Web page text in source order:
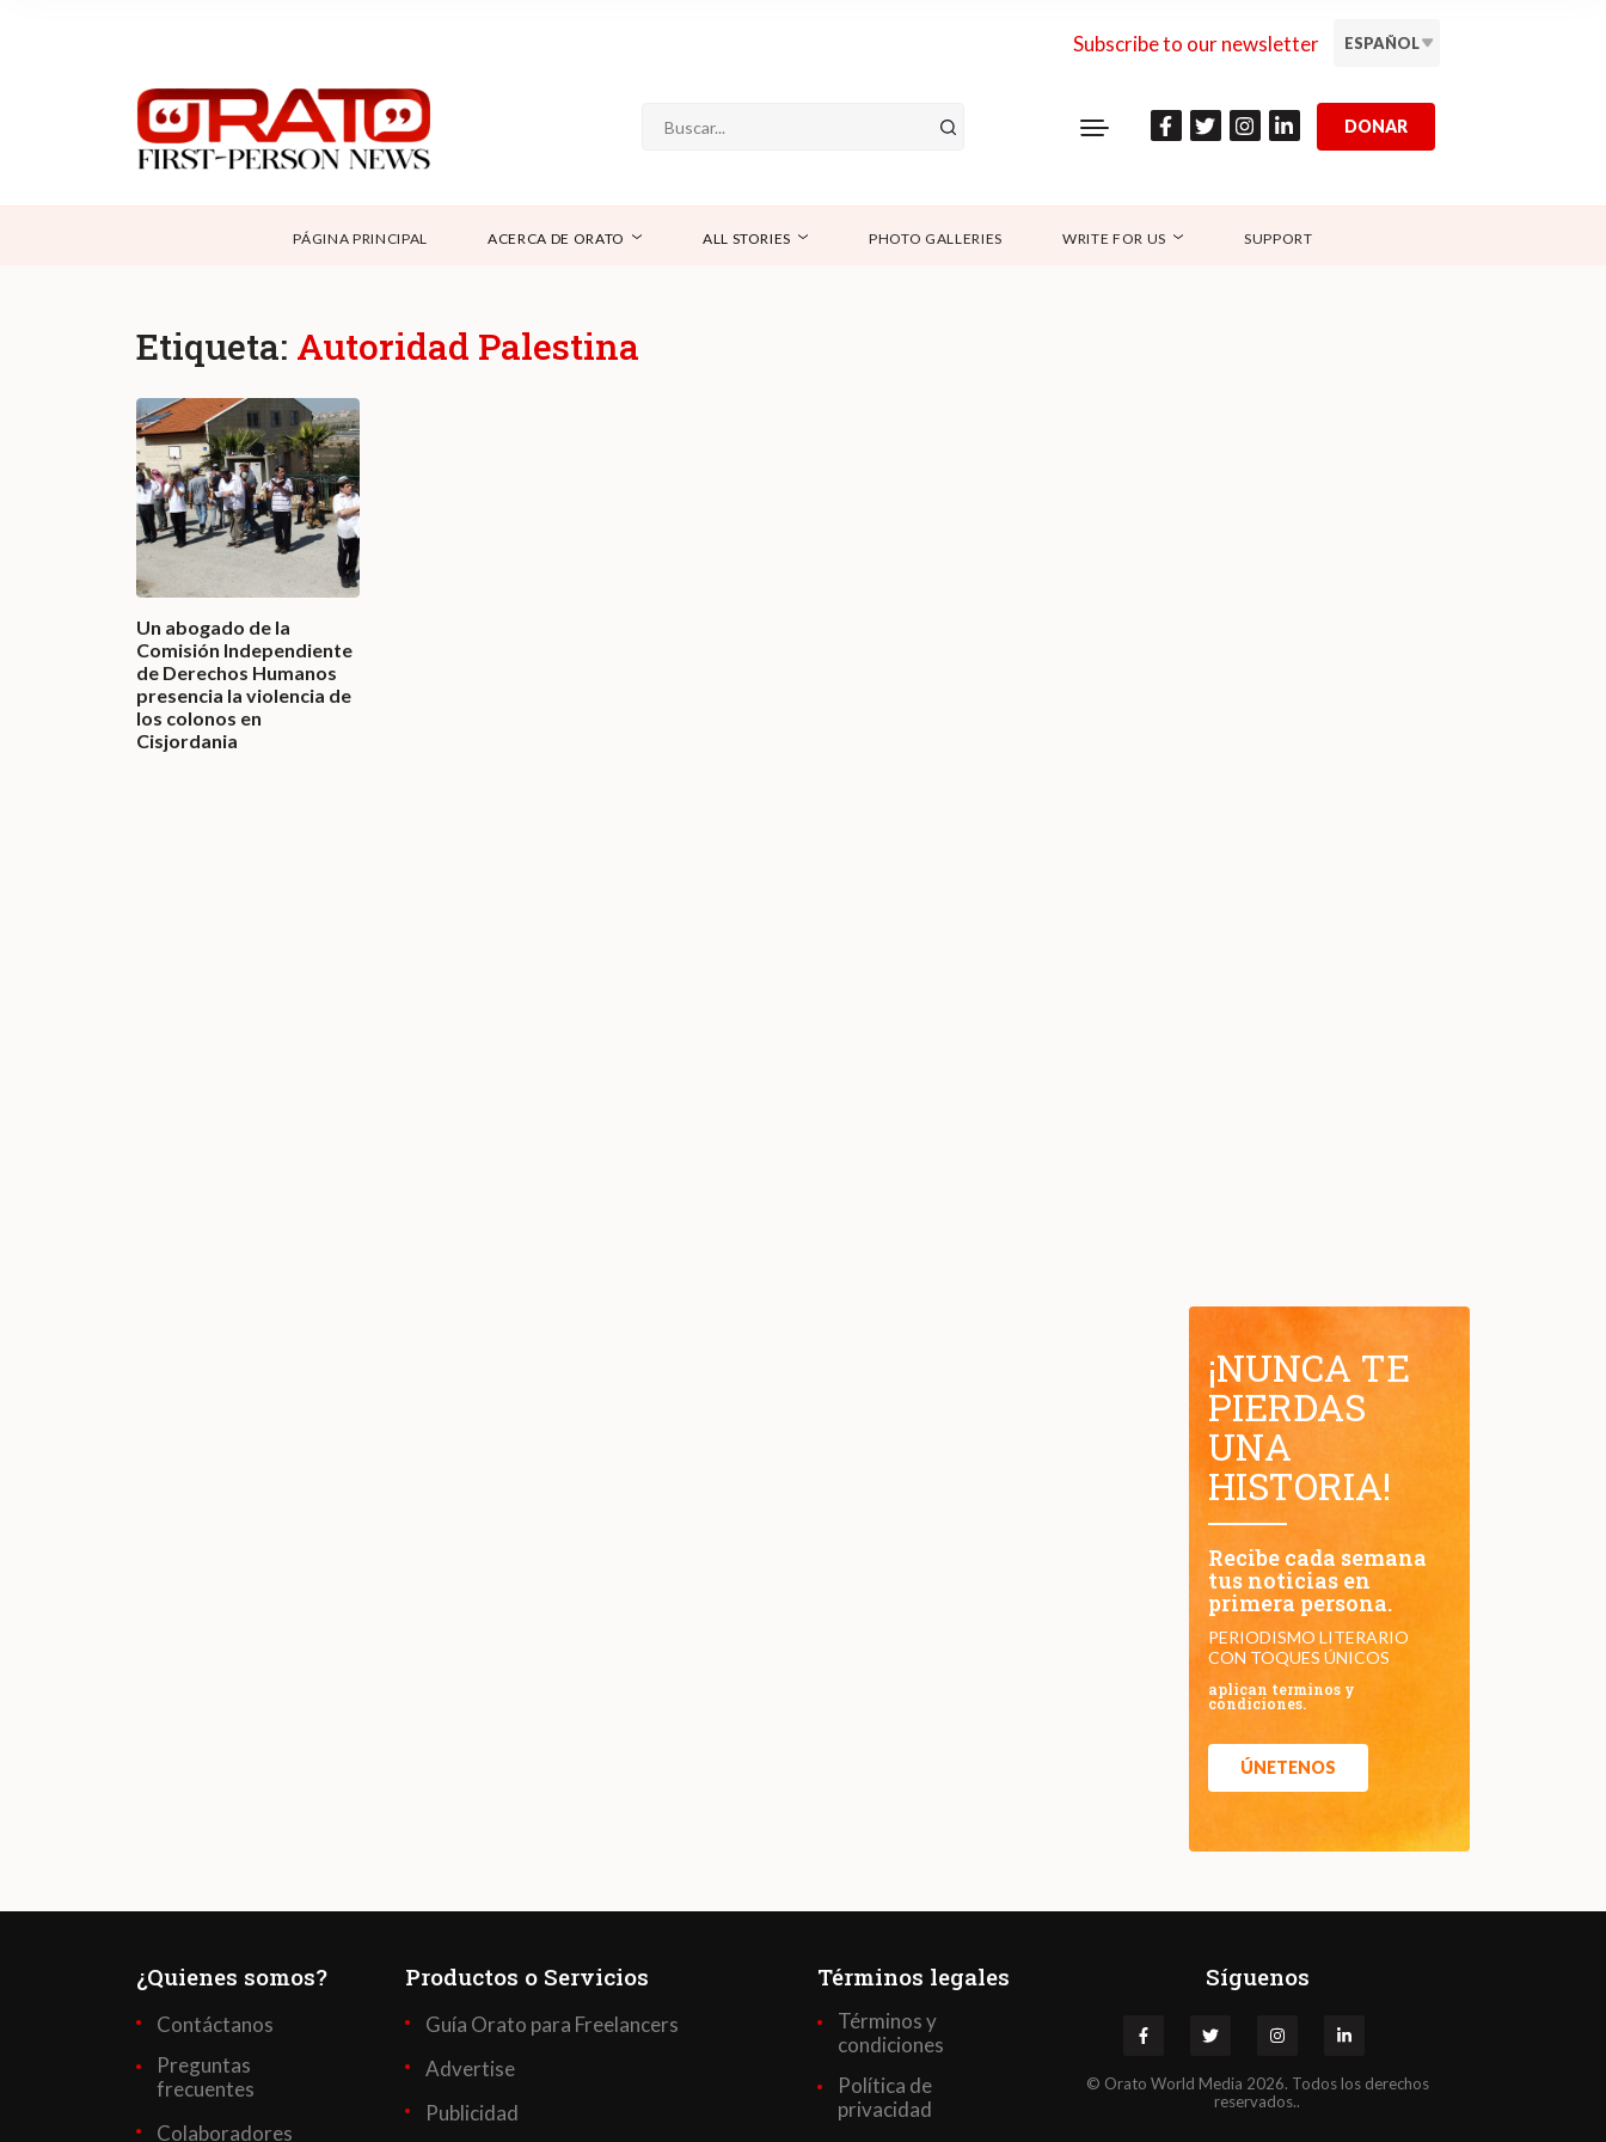
Subscribe to our newsletter ESPAÑOL
SUPPORT
CONTÁCTANOS
DONAR
PÁGINA PRINCIPAL ACERCA DE ORATO ALL STORIES PHOTO GALLERIES WRITE FOR US SUPPORT
Etiqueta: Autoridad Palestina
Un abogado de la
Comisión Independiente
de Derechos Humanos
presencia la violencia de
los colonos en
Cisjordania
¡NUNCA TE
PIERDAS
UNA
HISTORIA!
Recibe cada semana
tus noticias en
primera persona.
PERIODISMO LITERARIO
CON TOQUES ÚNICOS
aplican terminos y
condiciones.
ÚNETENOS
¿Quienes somos?
Contáctanos
Preguntas
frecuentes
Colaboradores
Productos o Servicios
Guía Orato para Freelancers
Advertise
Publicidad
Términos legales
Términos y
condiciones
Política de
privacidad
Síguenos
© Orato World Media 2026. Todos los derechos
reservados..